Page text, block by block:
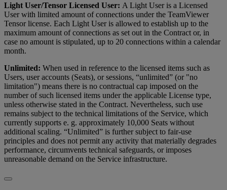
Light User/Tensor Licensed User: A Light User is a Licensed
User with limited amount of connections under the TeamViewer
Tensor license. Each Light User is allowed to establish up to the
maximum amount of connections as set out in the Contract or, in
case no amount is stipulated, up to 20 connections within a calendar
month.
Unlimited: When used in reference to the licensed items such as
Users, user accounts (Seats), or sessions, “unlimited” (or "no
limitation") means there is no contractual cap imposed on the
number of such licensed items under the applicable License type,
unless otherwise stated in the Contract. Nevertheless, such use
remains subject to the technical limitations of the Service, which
currently supports e. g. approximately 10,000 Seats without
additional scaling. “Unlimited” is further subject to fair-use
principles and does not permit any activity that materially degrades
performance, circumvents technical safeguards, or imposes
unreasonable demand on the Service infrastructure.